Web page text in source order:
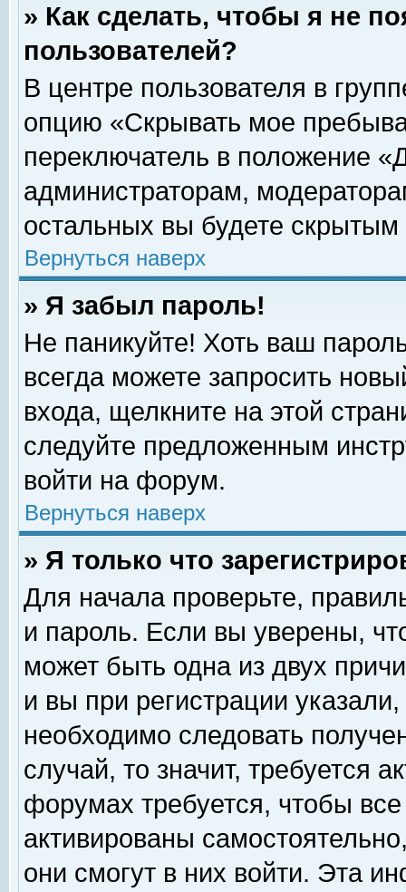
» Как сделать, чтобы я не
пользователей?
В центре пользователя в
опцию «Скрывать мое
переключатель в положение
администраторам,
остальных вы будете скрытым
Вернуться наверх
» Я забыл пароль!
Не паникуйте! Хоть ваш
всегда можете запросить
входа, щелкните на этой
следуйте предложенным
войти на форум.
Вернуться наверх
» Я только что
Для начала проверьте,
и пароль. Если вы уверены,
может быть одна из двух
и вы при регистрации
необходимо следовать
случай, то значит, требуется
форумах требуется, чтобы
активированы
они смогут в них войти. Эта